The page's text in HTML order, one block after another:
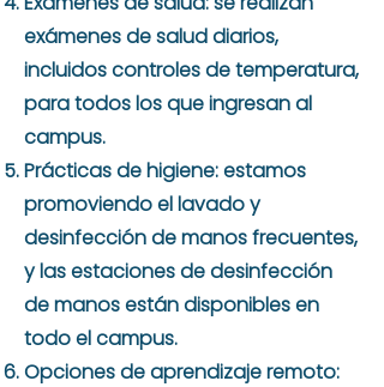
exámenes de salud diarios,
incluidos controles de temperatura,
para todos los que ingresan al
campus.
Prácticas de higiene: estamos
promoviendo el lavado y
desinfección de manos frecuentes,
y las estaciones de desinfección
de manos están disponibles en
todo el campus.
Opciones de aprendizaje remoto: